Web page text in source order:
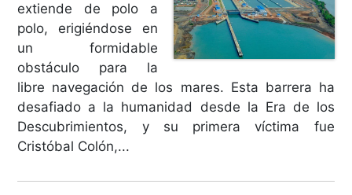
extiende de polo a
polo, erigiéndose en
un formidable
obstáculo para la
libre navegación de los mares. Esta barrera ha
desafiado a la humanidad desde la Era de los
Descubrimientos, y su primera víctima fue
Cristóbal Colón,...